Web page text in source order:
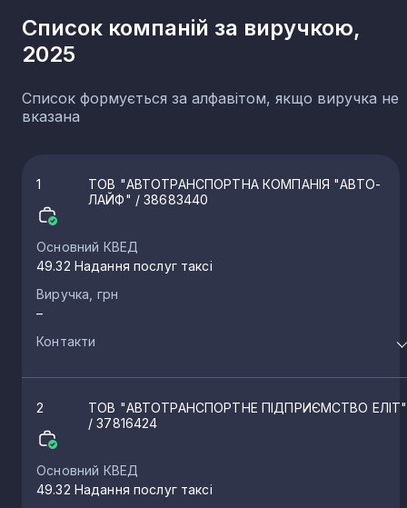
Севастополь
Список компаній за виручкою,
2025
Список формується за алфавітом, якщо виручка не
вказана
1
ТОВ "АВТОТРАНСПОРТНА КОМПАНІЯ "АВТО-
ЛАЙФ" / 38683440
Основний КВЕД
49.32 Надання послуг таксі
Виручка, грн
–
Контакти
2
ТОВ "АВТОТРАНСПОРТНЕ ПІДПРИЄМСТВО ЕЛІТ"
/ 37816424
Основний КВЕД
49.32 Надання послуг таксі